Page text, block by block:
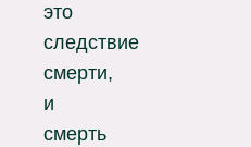
это
следствие
смерти,
и
смерть